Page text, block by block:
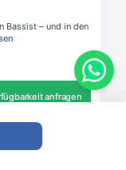
Bassist – und in den
anfragen